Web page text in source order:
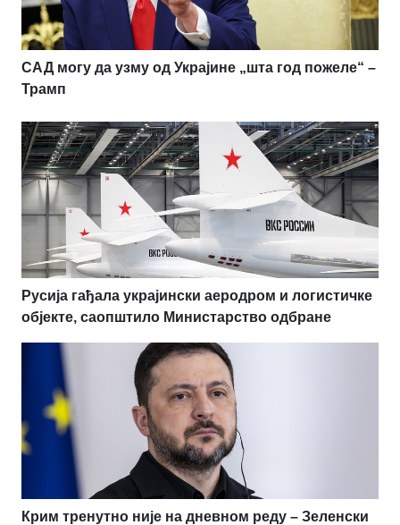
САД могу да узму од Украјине „шта год пожеле“ –
Трамп
Русија гађала украјински аеродром и логистичке
објекте, саопштило Министарство одбране
Крим тренутно није на дневном реду – Зеленски